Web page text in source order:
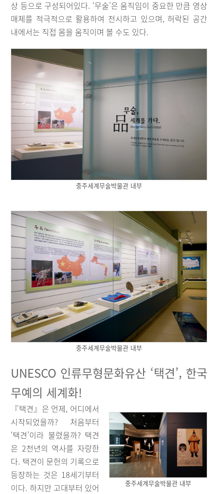
상 등으로 구성되어있다. ‘무술’은 움직임이 중요한 만큼 영상
매체를 적극적으로 활용하여 전시하고 있으며, 허락된 공간
내에서는 직접 몸을 움직이며 볼 수도 있다.
충주세계무술박물관 내부
충주세계무술박물관 내부
UNESCO 인류무형문화유산 ‘택견’, 한국
무예의 세계화!
충주세계무술박물관 내부
『택견』은 언제, 어디에서
시작되었을까? 처음부터
‘택견’이라 불렸을까? 택견
은 2천년의 역사를 자랑한
다. 택견이 문헌의 기록으로
등장하는 것은 18세기부터
이다. 하지만 고대부터 있어